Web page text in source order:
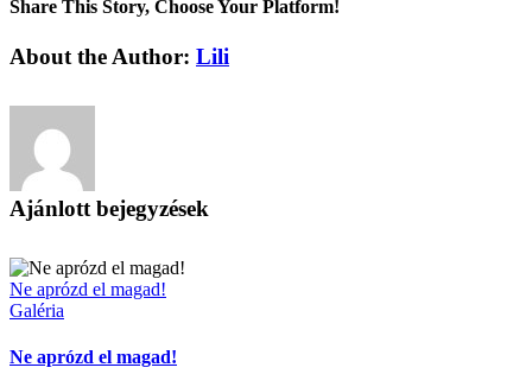
Share This Story, Choose Your Platform!
Facebook
X
Reddit
LinkedIn
Pinterest
Vk
About the Author: Lili
Ajánlott bejegyzések
Ne aprózd el magad!
Galéria
Ne aprózd el magad!